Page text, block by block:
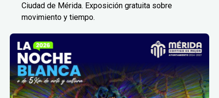
Ciudad de Mérida. Exposición gratuita sobre
movimiento y tiempo.